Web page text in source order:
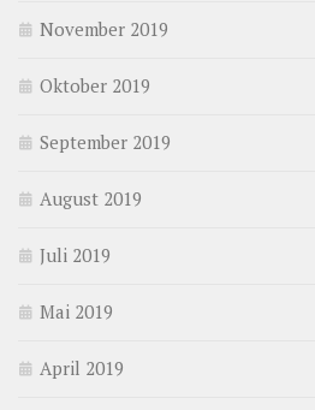
November 2019
Oktober 2019
September 2019
August 2019
Juli 2019
Mai 2019
April 2019